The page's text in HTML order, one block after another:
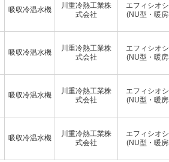
吸収冷温水機
川重冷熱工業株
式会社
エフィシオ
(NU型・暖
吸収冷温水機
川重冷熱工業株
式会社
エフィシオ
(NU型・暖
吸収冷温水機
川重冷熱工業株
式会社
エフィシオ
(NU型・暖
吸収冷温水機
川重冷熱工業株
式会社
エフィシオ
(NU型・暖